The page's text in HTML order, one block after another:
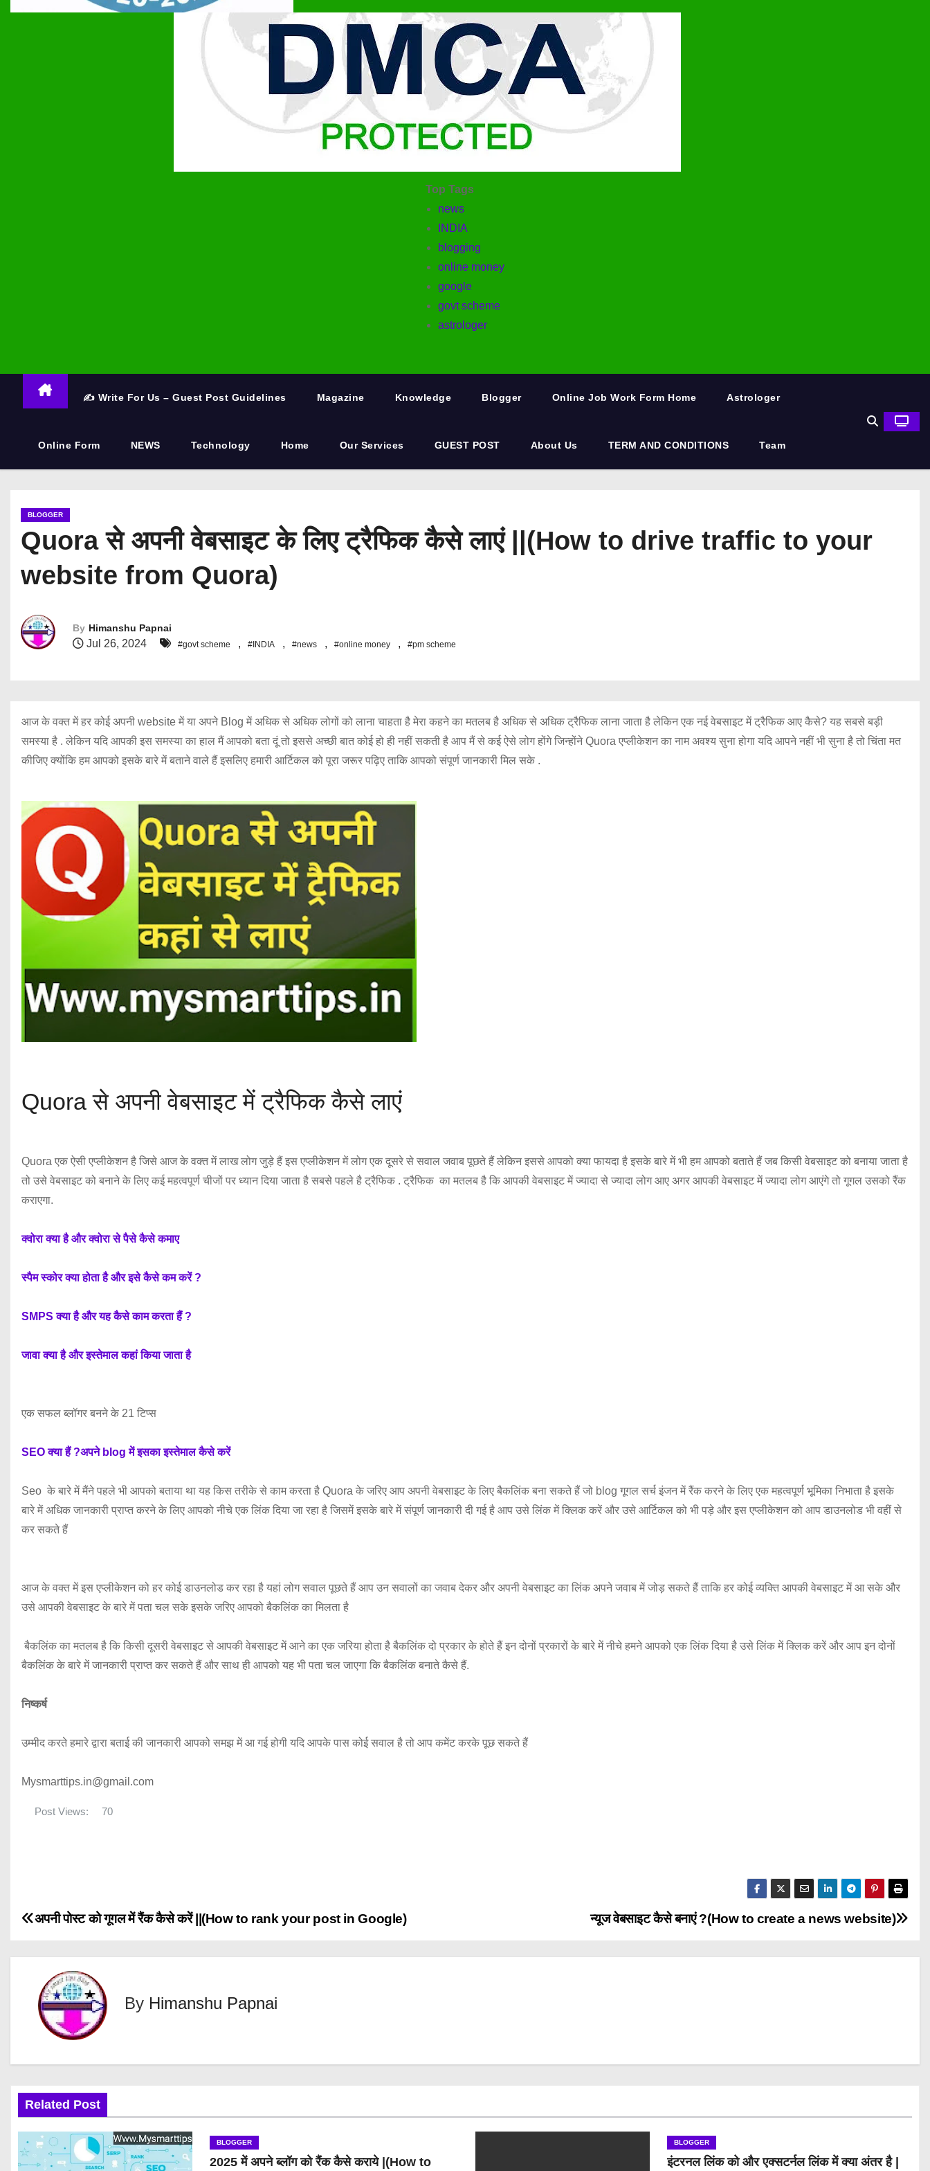
Top Tags
news
INDIA
blogging
online money
google
govt scheme
astrologer
✍️ Write For Us – Guest Post Guidelines Magazine Knowledge Blogger Online Job Work Form Home Astrologer
Online Form NEWS Technology Home Our Services GUEST POST About Us TERM AND CONDITIONS Team
BLOGGER
Quora से अपनी वेबसाइट के लिए ट्रैफिक कैसे लाएं ||(How to drive traffic to your
website from Quora)
By Himanshu Papnai
Jul 26, 2024 #govt scheme , #INDIA , #news , #online money , #pm scheme
आज के वक्त में हर कोई अपनी website में या अपने Blog में अधिक से अधिक लोगों को लाना चाहता है मेरा कहने का मतलब है अधिक से अधिक ट्रैफिक लाना जाता है लेकिन एक नई वेबसाइट में ट्रैफिक आए कैसे? यह सबसे बड़ी
समस्या है . लेकिन यदि आपकी इस समस्या का हाल मैं आपको बता दूं तो इससे अच्छी बात कोई हो ही नहीं सकती है आप मैं से कई ऐसे लोग होंगे जिन्होंने Quora एप्लीकेशन का नाम अवश्य सुना होगा यदि आपने नहीं भी सुना है तो चिंता मत
कीजिए क्योंकि हम आपको इसके बारे में बताने वाले हैं इसलिए हमारी आर्टिकल को पूरा जरूर पढ़िए ताकि आपको संपूर्ण जानकारी मिल सके .
Quora से अपनी वेबसाइट में ट्रैफिक कैसे लाएं
Quora एक ऐसी एप्लीकेशन है जिसे आज के वक्त में लाख लोग जुड़े हैं इस एप्लीकेशन में लोग एक दूसरे से सवाल जवाब पूछते हैं लेकिन इससे आपको क्या फायदा है इसके बारे में भी हम आपको बताते हैं जब किसी वेबसाइट को बनाया जाता है
तो उसे वेबसाइट को बनाने के लिए कई महत्वपूर्ण चीजों पर ध्यान दिया जाता है सबसे पहले है ट्रैफिक . ट्रैफिक का मतलब है कि आपकी वेबसाइट में ज्यादा से ज्यादा लोग आए अगर आपकी वेबसाइट में ज्यादा लोग आएंगे तो गूगल उसको रैंक
कराएगा.
क्वोरा क्या है और क्वोरा से पैसे कैसे कमाए
स्पैम स्कोर क्या होता है और इसे कैसे कम करें ?
SMPS क्या है और यह कैसे काम करता हैं ?
जावा क्या है और इस्तेमाल कहां किया जाता है
एक सफल ब्लॉगर बनने के 21 टिप्स
SEO क्या हैं ?अपने blog में इसका इस्तेमाल कैसे करें
Seo के बारे में मैंने पहले भी आपको बताया था यह किस तरीके से काम करता है Quora के जरिए आप अपनी वेबसाइट के लिए बैकलिंक बना सकते हैं जो blog गूगल सर्च इंजन में रैंक करने के लिए एक महत्वपूर्ण भूमिका निभाता है इसके
बारे में अधिक जानकारी प्राप्त करने के लिए आपको नीचे एक लिंक दिया जा रहा है जिसमें इसके बारे में संपूर्ण जानकारी दी गई है आप उसे लिंक में क्लिक करें और उसे आर्टिकल को भी पड़े और इस एप्लीकेशन को आप डाउनलोड भी वहीं से
कर सकते हैं
आज के वक्त में इस एप्लीकेशन को हर कोई डाउनलोड कर रहा है यहां लोग सवाल पूछते हैं आप उन सवालों का जवाब देकर और अपनी वेबसाइट का लिंक अपने जवाब में जोड़ सकते हैं ताकि हर कोई व्यक्ति आपकी वेबसाइट में आ सके और
उसे आपकी वेबसाइट के बारे में पता चल सके इसके जरिए आपको बैकलिंक का मिलता है
बैकलिंक का मतलब है कि किसी दूसरी वेबसाइट से आपकी वेबसाइट में आने का एक जरिया होता है बैकलिंक दो प्रकार के होते हैं इन दोनों प्रकारों के बारे में नीचे हमने आपको एक लिंक दिया है उसे लिंक में क्लिक करें और आप इन दोनों
बैकलिंक के बारे में जानकारी प्राप्त कर सकते हैं और साथ ही आपको यह भी पता चल जाएगा कि बैकलिंक बनाते कैसे हैं.
निष्कर्ष
उम्मीद करते हमारे द्वारा बताई की जानकारी आपको समझ में आ गई होगी यदि आपके पास कोई सवाल है तो आप कमेंट करके पूछ सकते हैं
Mysmarttips.in@gmail.com
Post Views: 70
P
o
a
v
i
g
न्यूज वेबसाइट कैसे बनाएं ?(How to create a news website)
अपनी पोस्ट को गूगल में रैंक कैसे करें ||(How to rank your post in Google)
By Himanshu Papnai
Related Post
BLOGGER
2025 में अपने ब्लॉग को रैंक कैसे कराये |(How to
BLOGGER
इंटरनल लिंक को और एक्सटर्नल लिंक में क्या अंतर है |